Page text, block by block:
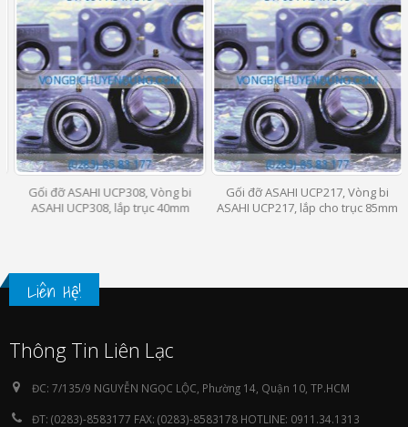
Gối đỡ ASAHI UCP308, Vòng bi
ASAHI UCP308, lắp trục 40mm
Gối đỡ ASAHI UCP217, Vòng bi
ASAHI UCP217, lắp cho trục 85mm
Liên Hệ!
Thông Tin Liên Lạc
ĐC: 7/135/9 NGUYỄN NGỌC LỘC, Phường 14, Quận 10, TP.HCM
ĐT: (0283)-8583177 FAX: (0283)-8583178 HOTLINE: 0911.34.1313